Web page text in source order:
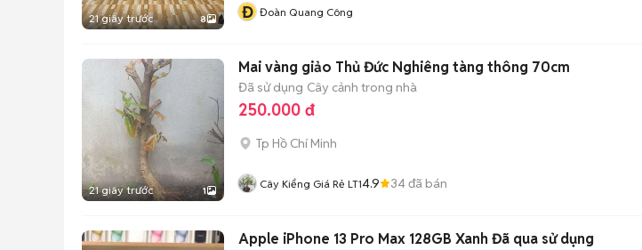
21 giây trước 8 Đ Đoàn Quang Công
21 giây trước 1
Mai vàng giảo Thủ Đức Nghiêng tàng thông 70cm
Đã sử dụng Cây cảnh trong nhà
250.000 đ
Tp Hồ Chí Minh
Cây Kiểng Giá Rẻ LT14.9 34đã bán
Apple iPhone 13 Pro Max 128GB Xanh Đã qua sử dụng